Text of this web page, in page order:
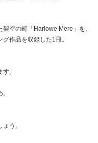
空の町「Harlowe Mere」を、
作品を収録した1冊。
。
う。